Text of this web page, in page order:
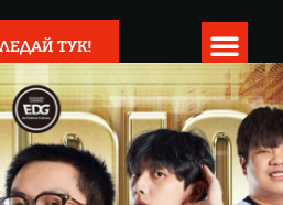
ТУК!